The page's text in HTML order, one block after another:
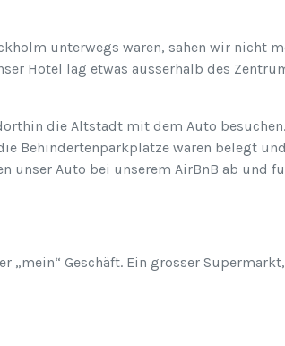
unterwegs waren, sahen wir nicht
Hotel lag etwas ausserhalb des
die Altstadt mit dem Auto
Behindertenparkplätze waren belegt
Auto bei unserem AirBnB ab und
Geschäft. Ein grosser